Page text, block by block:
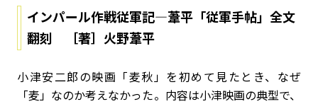
インパール作戦従軍記―葦平「従軍手帖」全文
翻刻 ［著］火野葦平
小津安二郎の映画「麦秋」を初めて見たとき、なぜ
「麦」なのか考えなかった。内容は小津映画の典型で、